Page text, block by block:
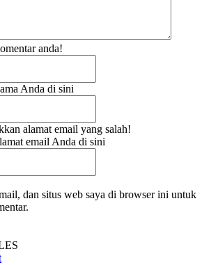
anda!
Anda di sini
alamat email yang salah!
email Anda di sini
dan situs web saya di browser ini untuk